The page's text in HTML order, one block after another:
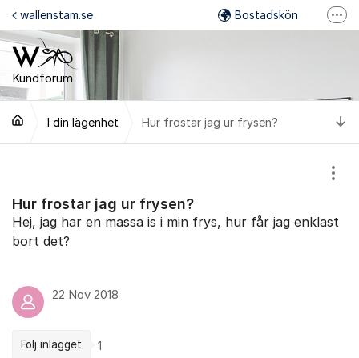
Hoppa till innehåll
Kundforum
wallenstam.se Bostadskön
Wallenstam på Facebook
Wallenstam på Instagram
I din lägenhet Hur frostar jag ur frysen?
Hur frostar jag ur frysen?
Hej, jag har en massa is i min frys, hur får jag enklast
bort det?
22 Nov 2018
Följ inlägget 1